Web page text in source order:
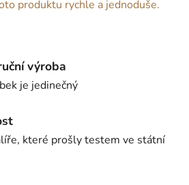
produktu rychle a jednoduše.
výroba
je jedinečný
které prošly testem ve státní